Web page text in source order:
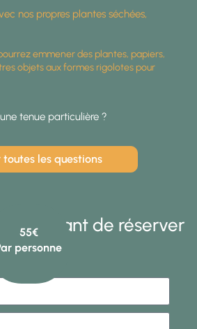
55€
personne
nos propres plantes séchées,
emmener des plantes, papiers,
objets aux formes rigolotes pour
tenue particulière ?
toutes les questions
avant de réserver
?